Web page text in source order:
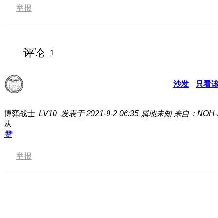
举报
评论 1
沙发 只看
博弈战士 LV10 发表于 2021-9-2 06:35 属地未知 来自：
从
赞
举报